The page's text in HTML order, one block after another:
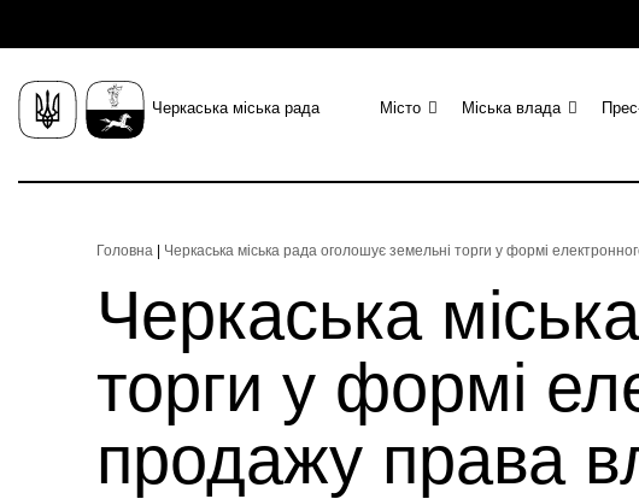
Черкаська міська рада Місто Міська влада
Головна Черкаська міська рада оголошує земельні торги у формі
Черкаська
торги у формі
продажу права